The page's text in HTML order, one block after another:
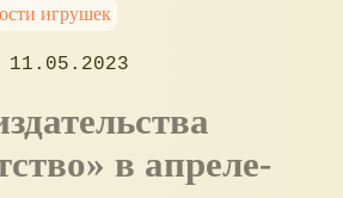
игрушек
11.05.2023
в апреле-